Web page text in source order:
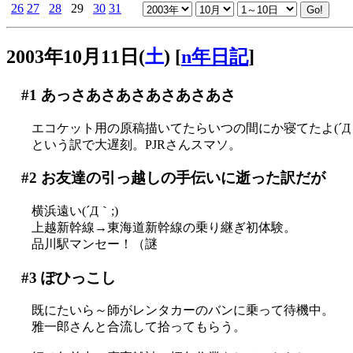
26 27 28 29 30 31
2003年10月11日(土) [n年日記]
#1 あっさあさあさあさあさあさ
エコケット用の原稿描いてたらいつの間にか寝てたよ(´Д
という訳で大遅刻。PJRさんスマソ。
#2 お友達の引っ越しの手伝いに逝った訳だが
横浜遠い(´Д｀;)
上越新幹線→東海道新幹線の乗り継ぎ初体験。
品川駅マンセー！（謎
#3 ぽひっこし
既にたいら～師がレンタカーのバンに乗って待機中。
雅一郎さんと合流して拾ってもらう。